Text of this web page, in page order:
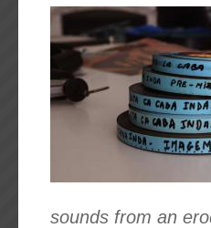
sounds from an